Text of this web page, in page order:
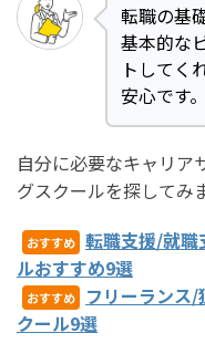
転職の基
基本的な
トしてく
安心です。
自分に必要なキャリア
グスクールを探してみ
おすすめ 転職支援/就職
ルおすすめ9選
おすすめ
フリーランス
クール9選